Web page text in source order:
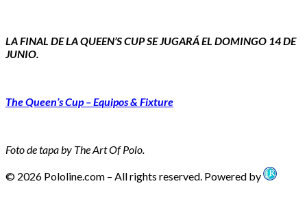
LA FINAL DE LA QUEEN’S CUP SE JUGARÁ EL DOMINGO 14 DE
JUNIO.
The Queen’s Cup – Equipos & Fixture
Foto de tapa by The Art Of Polo.
© 2026 Pololine.com – All rights reserved. Powered by